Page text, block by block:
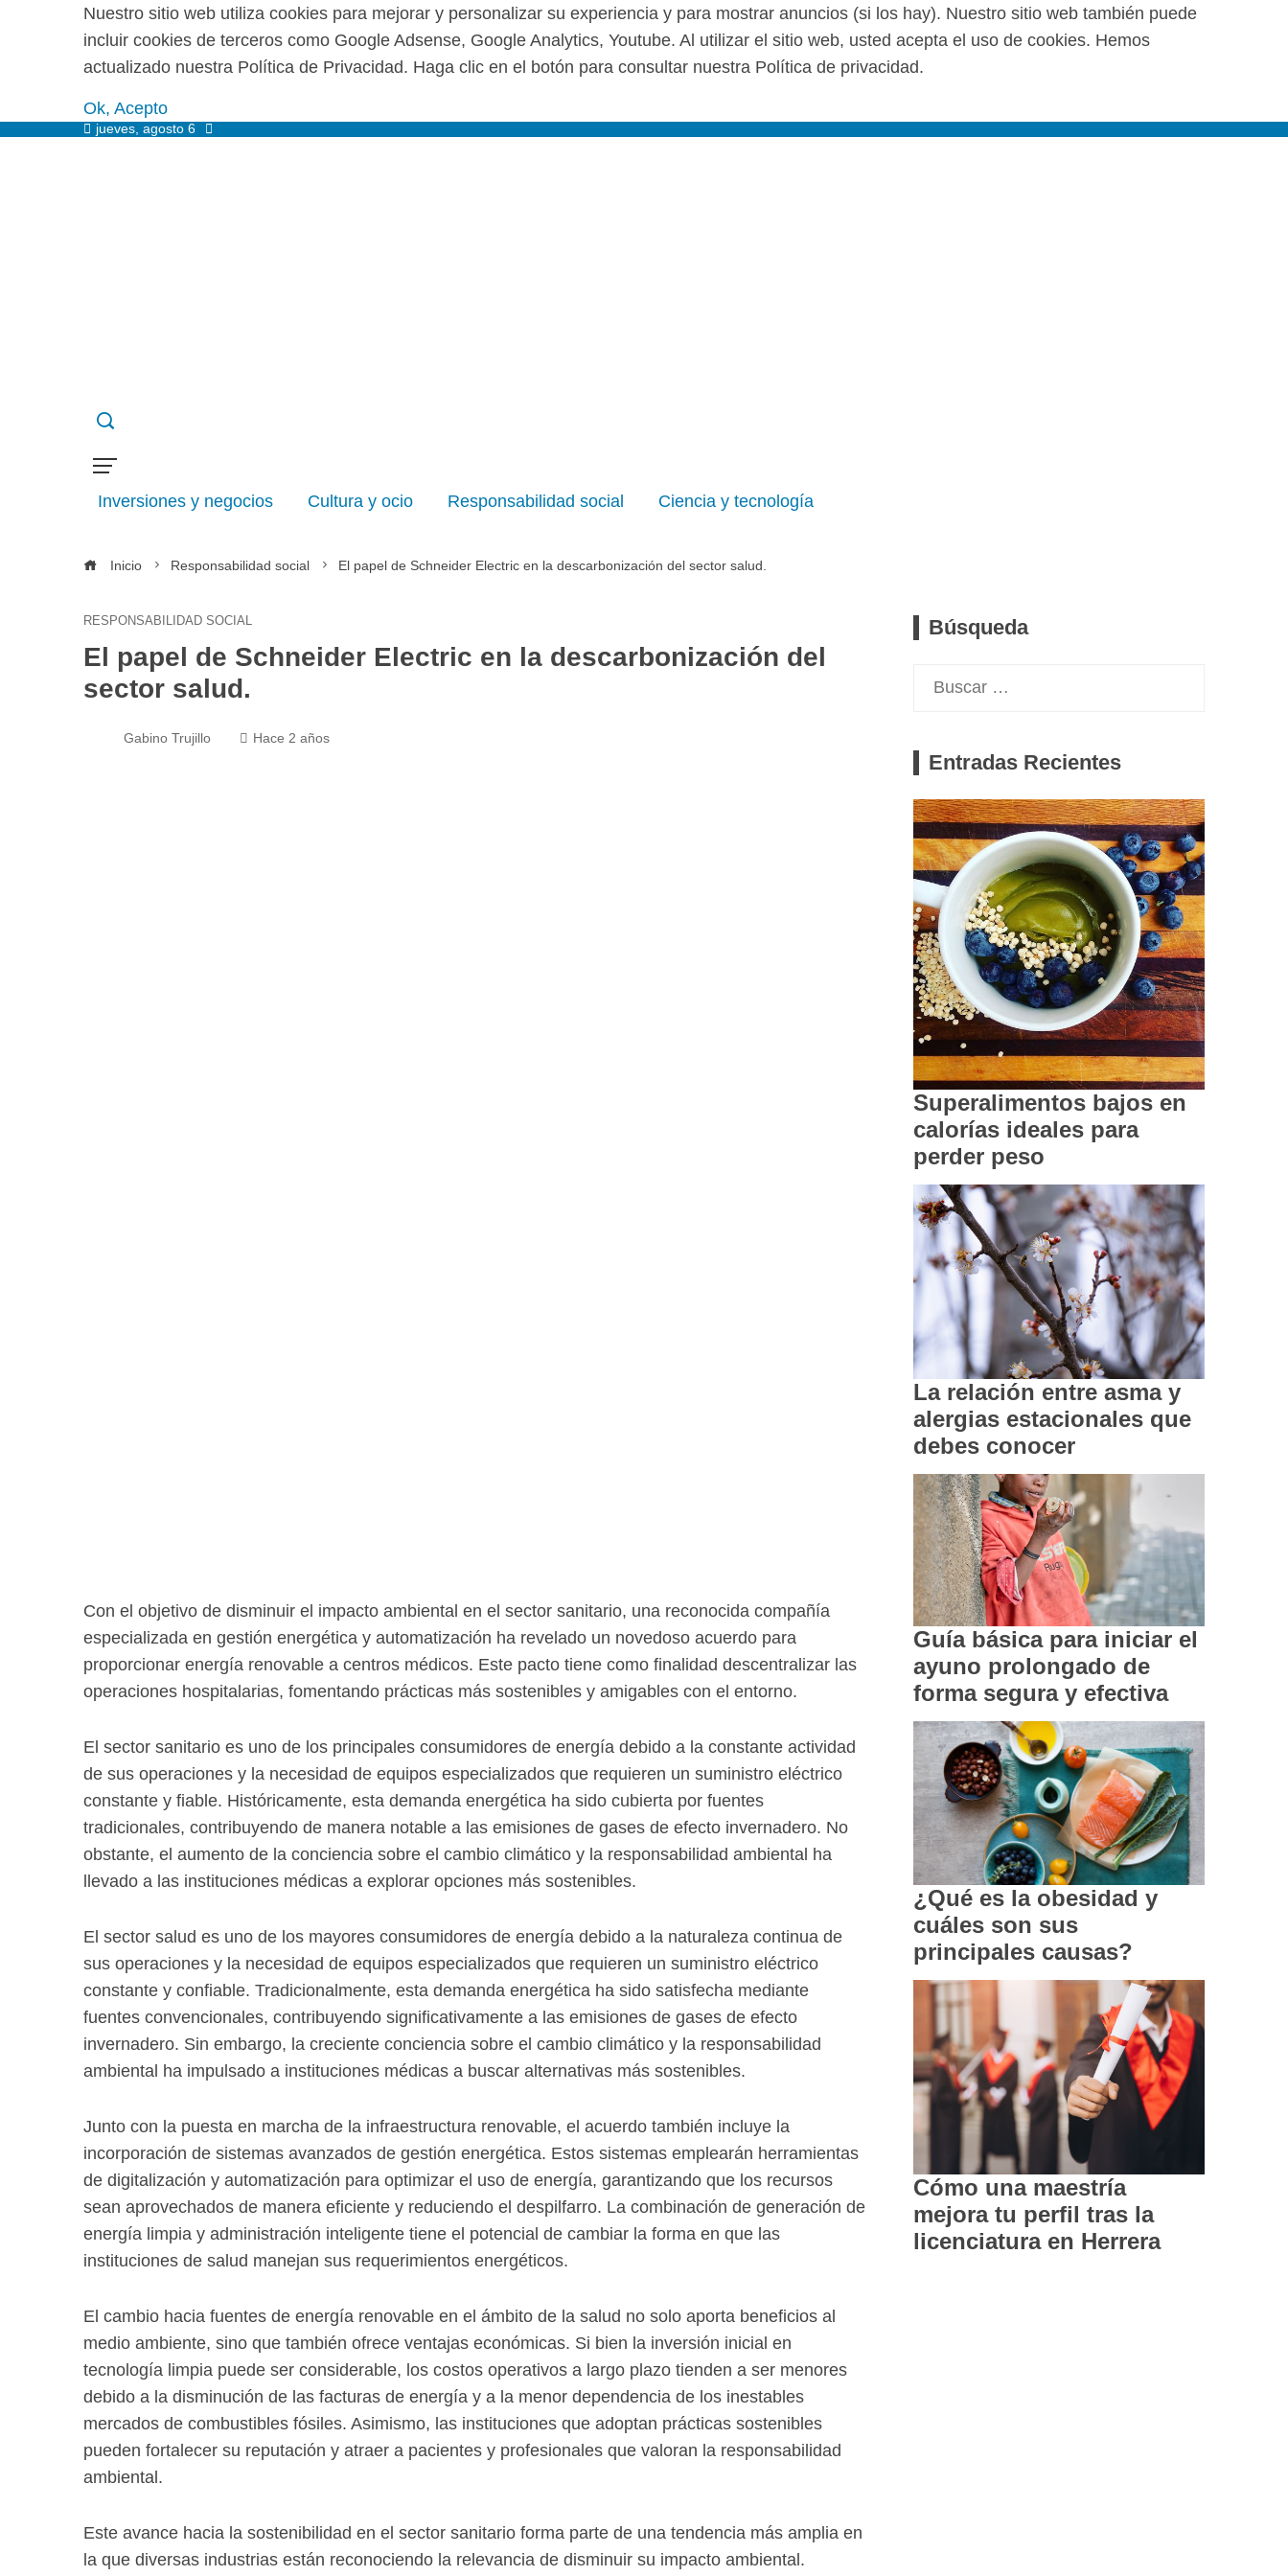
Nuestro sitio web utiliza cookies para mejorar y personalizar su experiencia y para mostrar anuncios (si los hay). Nuestro sitio web también puede
incluir cookies de terceros como Google Adsense, Google Analytics, Youtube. Al utilizar el sitio web, usted acepta el uso de cookies. Hemos
actualizado nuestra Política de Privacidad. Haga clic en el botón para consultar nuestra Política de privacidad.
Ok, Acepto
jueves, agosto 6
Inversiones y negocios Cultura y ocio Responsabilidad social Ciencia y tecnología
Inicio Responsabilidad social El papel de Schneider Electric en la descarbonización del sector salud.
RESPONSABILIDAD SOCIAL
El papel de Schneider Electric en la descarbonización del
sector salud.
Gabino Trujillo Hace 2 años
Con el objetivo de disminuir el impacto ambiental en el sector sanitario, una reconocida compañía
especializada en gestión energética y automatización ha revelado un novedoso acuerdo para
proporcionar energía renovable a centros médicos. Este pacto tiene como finalidad descentralizar las
operaciones hospitalarias, fomentando prácticas más sostenibles y amigables con el entorno.
El sector sanitario es uno de los principales consumidores de energía debido a la constante actividad
de sus operaciones y la necesidad de equipos especializados que requieren un suministro eléctrico
constante y fiable. Históricamente, esta demanda energética ha sido cubierta por fuentes
tradicionales, contribuyendo de manera notable a las emisiones de gases de efecto invernadero. No
obstante, el aumento de la conciencia sobre el cambio climático y la responsabilidad ambiental ha
llevado a las instituciones médicas a explorar opciones más sostenibles.
El sector salud es uno de los mayores consumidores de energía debido a la naturaleza continua de
sus operaciones y la necesidad de equipos especializados que requieren un suministro eléctrico
constante y confiable. Tradicionalmente, esta demanda energética ha sido satisfecha mediante
fuentes convencionales, contribuyendo significativamente a las emisiones de gases de efecto
invernadero. Sin embargo, la creciente conciencia sobre el cambio climático y la responsabilidad
ambiental ha impulsado a instituciones médicas a buscar alternativas más sostenibles.
Junto con la puesta en marcha de la infraestructura renovable, el acuerdo también incluye la
incorporación de sistemas avanzados de gestión energética. Estos sistemas emplearán herramientas
de digitalización y automatización para optimizar el uso de energía, garantizando que los recursos
sean aprovechados de manera eficiente y reduciendo el despilfarro. La combinación de generación de
energía limpia y administración inteligente tiene el potencial de cambiar la forma en que las
instituciones de salud manejan sus requerimientos energéticos.
El cambio hacia fuentes de energía renovable en el ámbito de la salud no solo aporta beneficios al
medio ambiente, sino que también ofrece ventajas económicas. Si bien la inversión inicial en
tecnología limpia puede ser considerable, los costos operativos a largo plazo tienden a ser menores
debido a la disminución de las facturas de energía y a la menor dependencia de los inestables
mercados de combustibles fósiles. Asimismo, las instituciones que adoptan prácticas sostenibles
pueden fortalecer su reputación y atraer a pacientes y profesionales que valoran la responsabilidad
ambiental.
Este avance hacia la sostenibilidad en el sector sanitario forma parte de una tendencia más amplia en
la que diversas industrias están reconociendo la relevancia de disminuir su impacto ambiental.
Búsqueda
Entradas Recientes
Superalimentos bajos en
calorías ideales para
perder peso
La relación entre asma y
alergias estacionales que
debes conocer
Guía básica para iniciar el
ayuno prolongado de
forma segura y efectiva
¿Qué es la obesidad y
cuáles son sus
principales causas?
Cómo una maestría
mejora tu perfil tras la
licenciatura en Herrera